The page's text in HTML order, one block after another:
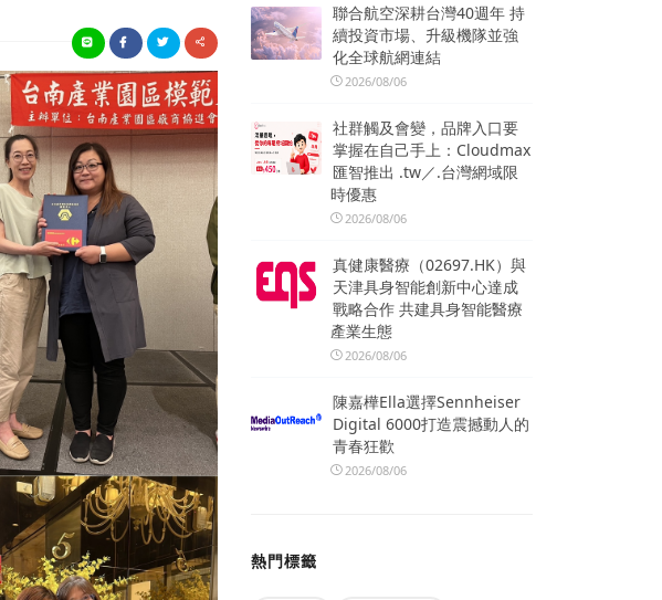
聯合航空深耕台灣40週年 持
續投資市場、升級機隊並強
化全球航網連結
2026/08/06
社群觸及會變，品牌入口要
掌握在自己手上：Cloudmax
匯智推出 .tw／.台灣網域限
時優惠
2026/08/06
真健康醫療（02697.HK）與
天津具身智能創新中心達成
戰略合作 共建具身智能醫療
產業生態
2026/08/06
陳嘉樺Ella選擇Sennheiser
Digital 6000打造震撼動人的
青春狂歡
2026/08/06
熱門標籤